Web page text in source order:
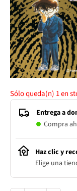
Sólo queda(n) 1en
Entrega a
Compra
Haz clic y
Elige una